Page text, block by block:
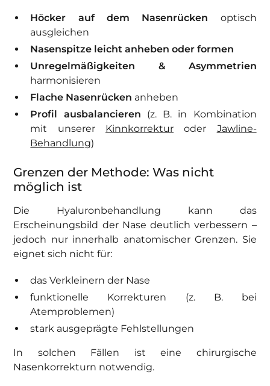
Höcker auf dem Nasenrücken optisch
ausgleichen
Nasenspitze leicht anheben oder formen
Unregelmäßigkeiten & Asymmetrien
harmonisieren
Flache Nasenrücken anheben
Profil ausbalancieren (z. B. in Kombination
mit unserer Kinnkorrektur oder Jawline-
Behandlung)
Grenzen der Methode: Was nicht
möglich ist
Die Hyaluronbehandlung kann das
Erscheinungsbild der Nase deutlich verbessern –
jedoch nur innerhalb anatomischer Grenzen. Sie
eignet sich nicht für:
das Verkleinern der Nase
funktionelle Korrekturen (z. B. bei
Atemproblemen)
stark ausgeprägte Fehlstellungen
In solchen Fällen ist eine chirurgische
Nasenkorrekturn notwendig.